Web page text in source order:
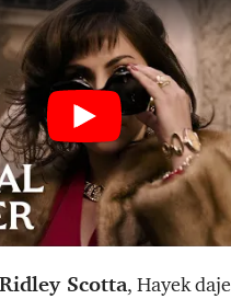
Ridley Scotta, Hayek daje